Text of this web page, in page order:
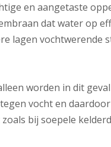
en aangetaste
dat water op
lagen vochtwerende
worden in dit
vocht en
bij soepele